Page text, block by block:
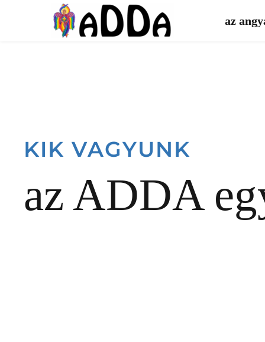
az
KIK VAGYUNK
az ADDA